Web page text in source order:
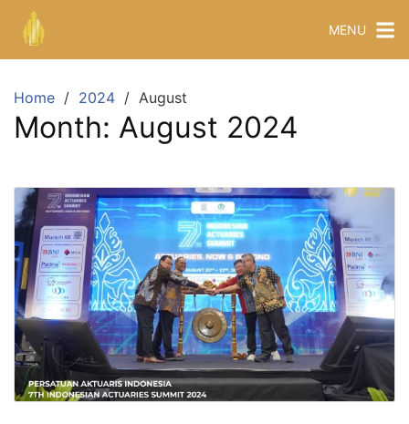
MENU
Home 2024 August
Month: August 2024